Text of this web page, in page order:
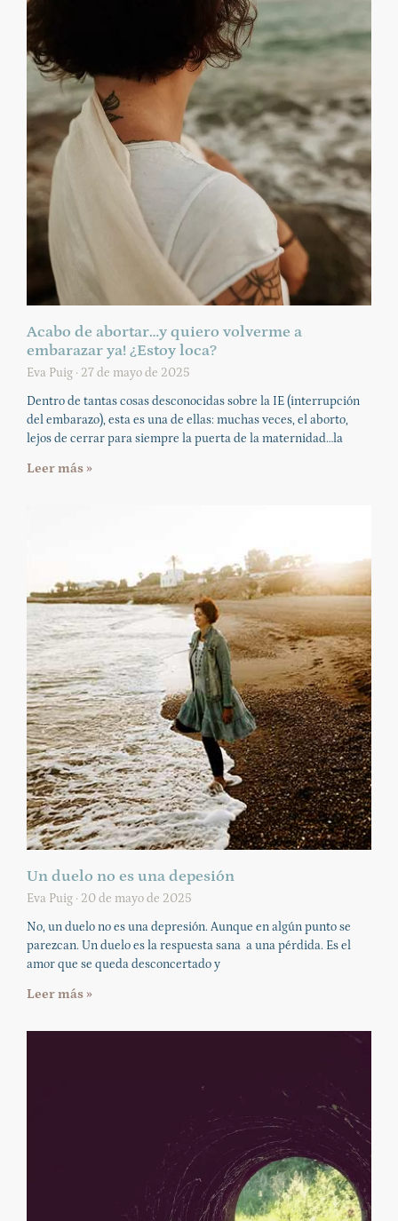
Acabo de abortar…y quiero volverme a
embarazar ya! ¿Estoy loca?
Eva Puig
27 de mayo de 2025
Dentro de tantas cosas desconocidas sobre la IE (interrupción
del embarazo), esta es una de ellas: muchas veces, el aborto,
lejos de cerrar para siempre la puerta de la maternidad…la
Leer más »
Un duelo no es una depesión
Eva Puig
20 de mayo de 2025
No, un duelo no es una depresión. Aunque en algún punto se
parezcan. Un duelo es la respuesta sana a una pérdida. Es el
amor que se queda desconcertado y
Leer más »